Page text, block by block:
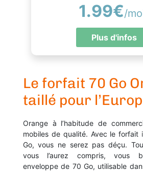
1.99€/
Plus d'infos
Le forfait 70 Go
taillé pour
Orange à l’habitude de
mobiles de qualité. Avec le forfait
Go, vous ne serez pas déçu.
vous l’aurez compris, vous
enveloppe de 70 Go, utilisable